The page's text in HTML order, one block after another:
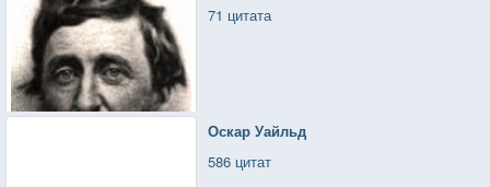
71 цитата
Оскар Уайльд
586 цитат